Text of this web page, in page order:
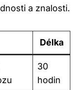
a znalosti.
Délka
30
hodin